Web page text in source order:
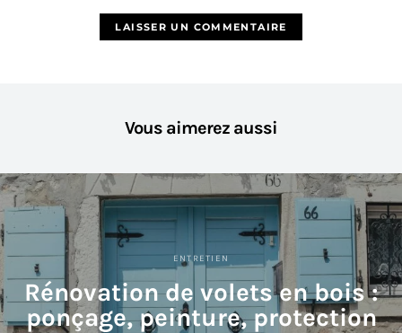
Vous aimerez aussi
ENTRETIEN
Rénovation de volets en bois :
ponçage, peinture, protection